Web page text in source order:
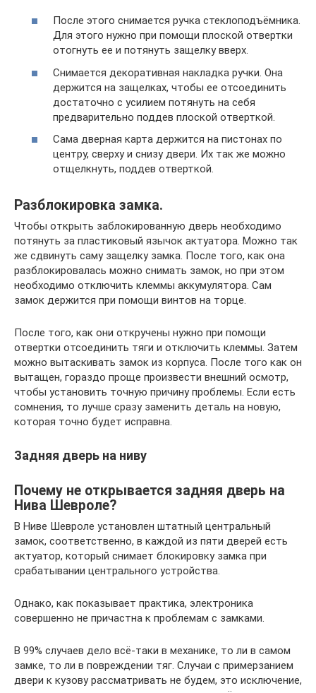
После этого снимается ручка стеклоподъёмника.
Для этого нужно при помощи плоской отвертки
отогнуть ее и потянуть защелку вверх.
Снимается декоративная накладка ручки. Она
держится на защелках, чтобы ее отсоединить
достаточно с усилием потянуть на себя
предварительно поддев плоской отверткой.
Сама дверная карта держится на пистонах по
центру, сверху и снизу двери. Их так же можно
отщелкнуть, поддев отверткой.
Разблокировка замка.
Чтобы открыть заблокированную дверь необходимо
потянуть за пластиковый язычок актуатора. Можно так
же сдвинуть саму защелку замка. После того, как она
разблокировалась можно снимать замок, но при этом
необходимо отключить клеммы аккумулятора. Сам
замок держится при помощи винтов на торце.
После того, как они откручены нужно при помощи
отвертки отсоединить тяги и отключить клеммы. Затем
можно вытаскивать замок из корпуса. После того как он
вытащен, гораздо проще произвести внешний осмотр,
чтобы установить точную причину проблемы. Если есть
сомнения, то лучше сразу заменить деталь на новую,
которая точно будет исправна.
Задняя дверь на ниву
Почему не открывается задняя дверь на
Нива Шевроле?
В Ниве Шевроле установлен штатный центральный
замок, соответственно, в каждой из пяти дверей есть
актуатор, который снимает блокировку замка при
срабатывании центрального устройства.
Однако, как показывает практика, электроника
совершенно не причастна к проблемам с замками.
В 99% случаев дело всё-таки в механике, то ли в самом
замке, то ли в повреждении тяг. Случаи с примерзанием
двери к кузову рассматривать не будем, это исключение,